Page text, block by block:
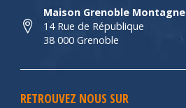
Maison Grenoble Montagne
14 Rue de République
38 000 Grenoble
RETROUVEZ NOUS SUR